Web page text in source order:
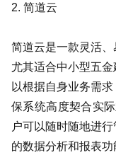
2. 简道云
简道云是一款灵活、
尤其适合中小型五
以根据自身业务需
保系统高度契合实
户可以随时随地进
的数据分析和报表